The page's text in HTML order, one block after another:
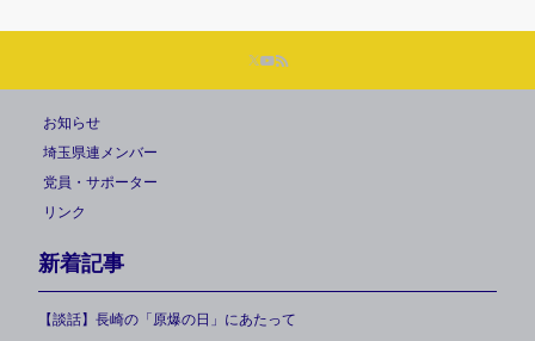
お知らせ
埼玉県連メンバー
党員・サポーター
リンク
新着記事
【談話】長崎の「原爆の日」にあたって